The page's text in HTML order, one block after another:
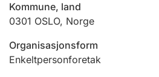
Ektepaktveileder
Kommune, land
0301 OSLO, Norge
Organisasjonsform
Enkeltpersonforetak